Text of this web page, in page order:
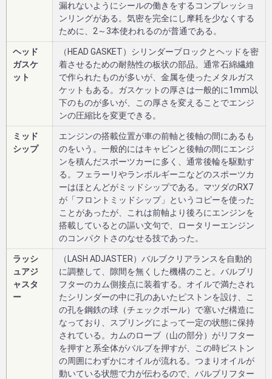
漏れないようにシールの働きをするコンプレッショ
ンリングがある。気密を完全にし摩耗を少なくする
ために、2～3本使われるのが普通である。
ヘッド
ガスケ
ット
（HEAD GASKET）シリンダーブロックとヘッドを密
着させるための耐熱性の板状の部品。通常石綿繊維
で作られたものが多いが、金属を使ったメタルガス
ケットもある。ガスケットの厚さは一般的に1mm以
下のものが多いが、この厚さを変えることでエンジ
ンの圧縮比を変更できる。
ミッド
シップ
エンジンの搭載位置が車の前軸と後軸の間にあるも
のをいう。一般的にはキャビンと後軸の間にエンジ
ンを積んだスポーツカーに多く、通常後輪を駆動す
る。フェラーリやランボルギーニなどのスポーツカ
ーはほとんどがミッドシップである。マツダのRX7
が「フロントミッドシップ」というコピーを使った
ことがあったが、これは前軸より後ろにエンジンを
搭載しているとの謳い文句で、ロータリーエンジン
のコンパクトさのなせる技であった。
ラッシ
ュアジ
ャスタ
ー
（LASH ADJASTER）バルブクリアランスを自動的
に調整して、隙間を無くした機構のこと。バルブリ
フターのカム側接点に装着する。オイルで満たされ
たシリンダーの中に孔のあいたピストンを設け、こ
の孔を鋼鉄の球（チェックボール）で塞いだ構造に
なっており、スプリングによって一定の状態に保持
されている。カムのローブ（山の部分）がリフター
を押すと系全体がバルブを押すが、この時ピストン
の周囲にわずかにオイルが流れる。つまりオイルが
動いている状態で力が伝わるので、バルブリフター